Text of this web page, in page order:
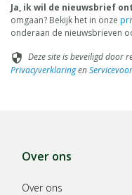
Ja, ik wil de nieuwsbrief
omgaan? Bekijk het in onze
onderaan de nieuwsbrieven
security Deze site is beveiligd door
Privacyverklaringen
Over ons
Over ons